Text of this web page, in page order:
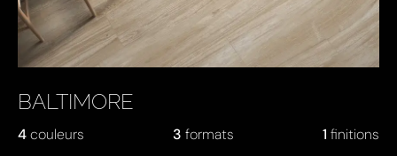
BALTIMORE
4couleurs 3 formats 1 finitions